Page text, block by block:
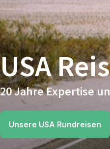
USA
20 Jahre Expertise
Unsere USA Rundreisen